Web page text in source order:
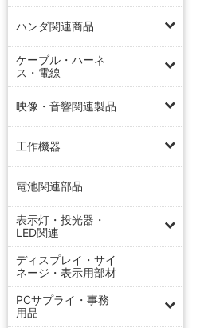
ハンダ関連商品
ケーブル・ハーネ
ス・電線
映像・音響関連製品
工作機器
電池関連部品
表示灯・投光器・
LED関連
ディスプレイ・サイ
ネージ・表示用部材
PCサプライ・事務
用品